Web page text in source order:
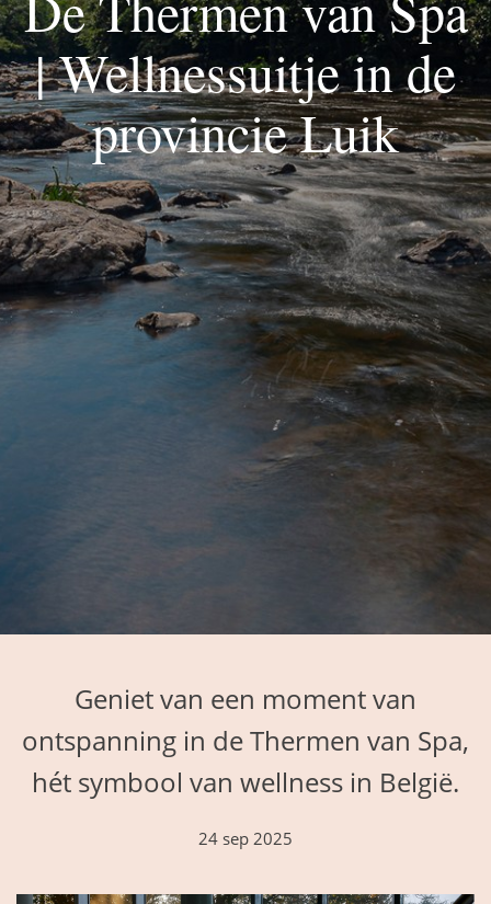
| Wellnessuitje in de
provincie Luik
Geniet van een moment van
ontspanning in de Thermen van Spa,
hét symbool van wellness in België.
24 sep 2025